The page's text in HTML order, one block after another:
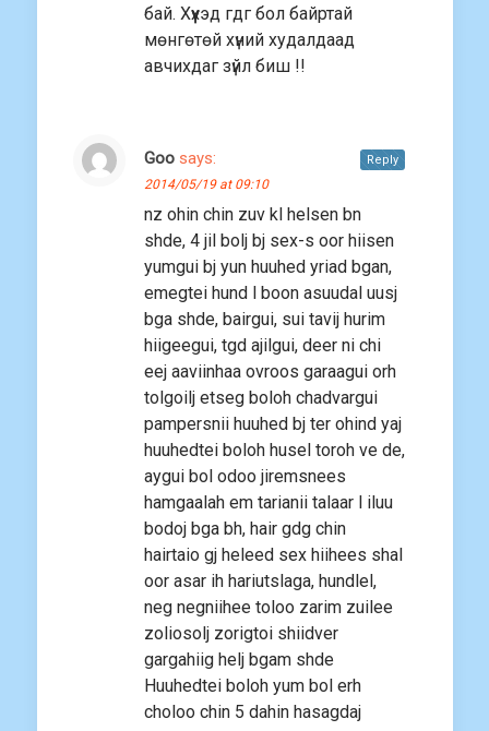
бай. Хүүхэд гдг бол байртай
мөнгөтөй хүний худалдаад
авчихдаг зүйл биш !!
Goo says:
2014/05/19 at 09:10
nz ohin chin zuv kl helsen bn
shde, 4 jil bolj bj sex-s oor hiisen
yumgui bj yun huuhed yriad bgan,
emegtei hund l boon asuudal uusj
bga shde, bairgui, sui tavij hurim
hiigeegui, tgd ajilgui, deer ni chi
eej aaviinhaa ovroos garaagui orh
tolgoilj etseg boloh chadvargui
pampersnii huuhed bj ter ohind yaj
huuhedtei boloh husel toroh ve de,
aygui bol odoo jiremsnees
hamgaalah em tarianii talaar l iluu
bodoj bga bh, hair gdg chin
hairtaio gj heleed sex hiihees shal
oor asar ih hariutslaga, hundlel,
neg negniihee toloo zarim zuilee
zoliosolj zorigtoi shiidver
gargahiig helj bgam shde
Huuhedtei boloh yum bol erh
choloo chin 5 dahin hasagdaj
Reply